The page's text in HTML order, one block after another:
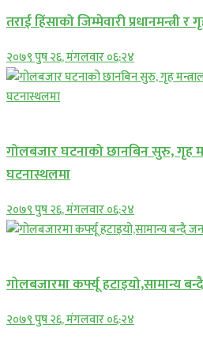
तराई हिंसाको जिम्मेवारी प्रधानमन्त्री र
२०७९ पुष २६, मंगलवार ०६:२४
गोलबजार घटनाको छानबिन सुरु, गृह
घटनास्थलमा
२०७९ पुष २६, मंगलवार ०६:२४
गोलबजारमा कर्फ्यू हटाइयो,सामान्य
२०७९ पुष २६, मंगलवार ०६:२४